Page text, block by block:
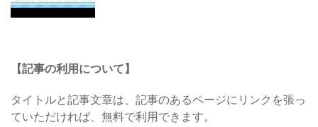
【記事の利用について】
タイトルと記事文章は、記事のあるページにリンクを張っ
ていただければ、無料で利用できます。